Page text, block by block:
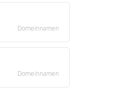
Domeinnamen
Domeinnamen